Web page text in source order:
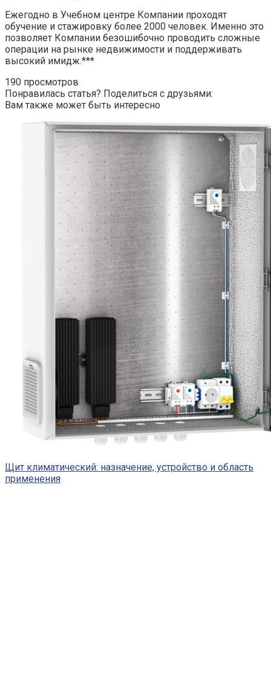
Ежегодно в Учебном центре Компании проходят
обучение и стажировку более 2000 человек. Именно это
позволяет Компании безошибочно проводить сложные
операции на рынке недвижимости и поддерживать
высокий имидж.***
190 просмотров
Понравилась статья? Поделиться с друзьями:
Вам также может быть интересно
Щит климатический: назначение, устройство и область
применения